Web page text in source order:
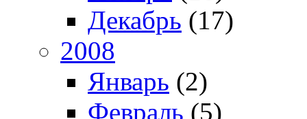
Декабрь (17)
2008
Январь (2)
Февраль (5)